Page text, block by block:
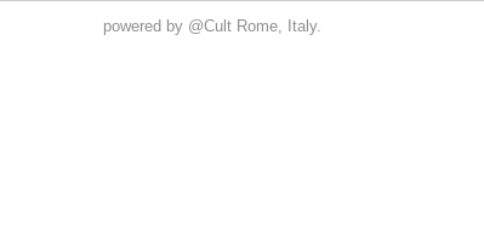
powered by @Cult Rome, Italy.